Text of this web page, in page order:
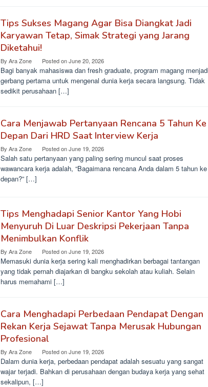
Tips Sukses Magang Agar Bisa Diangkat Jadi
Karyawan Tetap, Simak Strategi yang Jarang
Diketahui!
By Ara Zone Posted onJune 20, 2026
Bagi banyak mahasiswa dan fresh graduate, program magang
gerbang pertama untuk mengenal dunia kerja secara langsung. Tidak
sedikit perusahaan […]
Cara Menjawab Pertanyaan Rencana 5 Tahun Ke
Depan Dari HRD Saat Interview Kerja
By Ara Zone Posted onJune 19, 2026
Salah satu pertanyaan yang paling sering muncul saat proses
wawancara kerja adalah, “Bagaimana rencana Anda dalam 5 tahun ke
depan?” […]
Tips Menghadapi Senior Kantor Yang Hobi
Menyuruh Di Luar Deskripsi Pekerjaan Tanpa
Menimbulkan Konflik
By Ara Zone Posted onJune 19, 2026
Memasuki dunia kerja sering kali menghadirkan berbagai tantangan
yang tidak pernah diajarkan di bangku sekolah atau kuliah. Selain
harus memahami […]
Cara Menghadapi Perbedaan Pendapat Dengan
Rekan Kerja Sejawat Tanpa Merusak Hubungan
Profesional
By Ara Zone Posted onJune 19, 2026
Dalam dunia kerja, perbedaan pendapat adalah sesuatu yang sangat
wajar terjadi. Bahkan di perusahaan dengan budaya kerja yang sehat
sekalipun, […]